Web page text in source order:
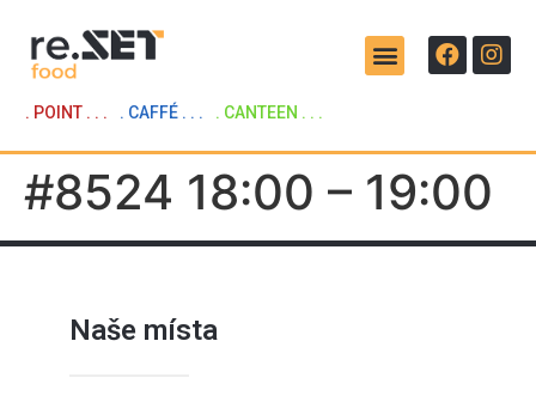
. POINT . . . . CAFFÉ . . . . CANTEEN . . .
#8524 18:00 – 19:00
Naše místa